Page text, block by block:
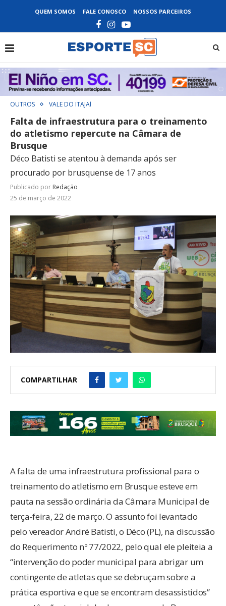
QUEM SOMOS FALE CONOSCO NOSSOS PARCEIROS
OUTROS VALE DO ITAJAÍ
Falta de infraestrutura para o treinamento
do atletismo repercute na Câmara de
Brusque
Déco Batisti se atentou à demanda após ser
procurado por brusquense de 17 anos
Publicado por Redação
25 de março de 2022
COMPARTILHAR
A falta de uma infraestrutura profissional para o
treinamento do atletismo em Brusque esteve em
pauta na sessão ordinária da Câmara Municipal de
terça-feira, 22 de março. O assunto foi levantado
pelo vereador André Batisti, o Déco (PL), na discussão
do Requerimento nº 77/2022, pelo qual ele pleiteia a
“intervenção do poder municipal para abrigar um
contingente de atletas que se debruçam sobre a
prática esportiva e que se encontram desassistidos”